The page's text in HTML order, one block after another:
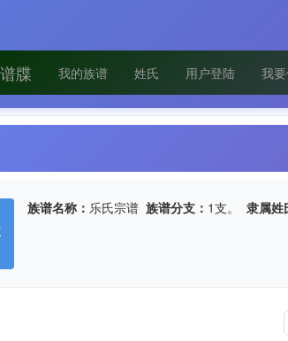
牒 我的族谱 姓氏 用户登陆 我
族谱名称： 乐氏宗谱 族谱分支： 1支。 隶属姓